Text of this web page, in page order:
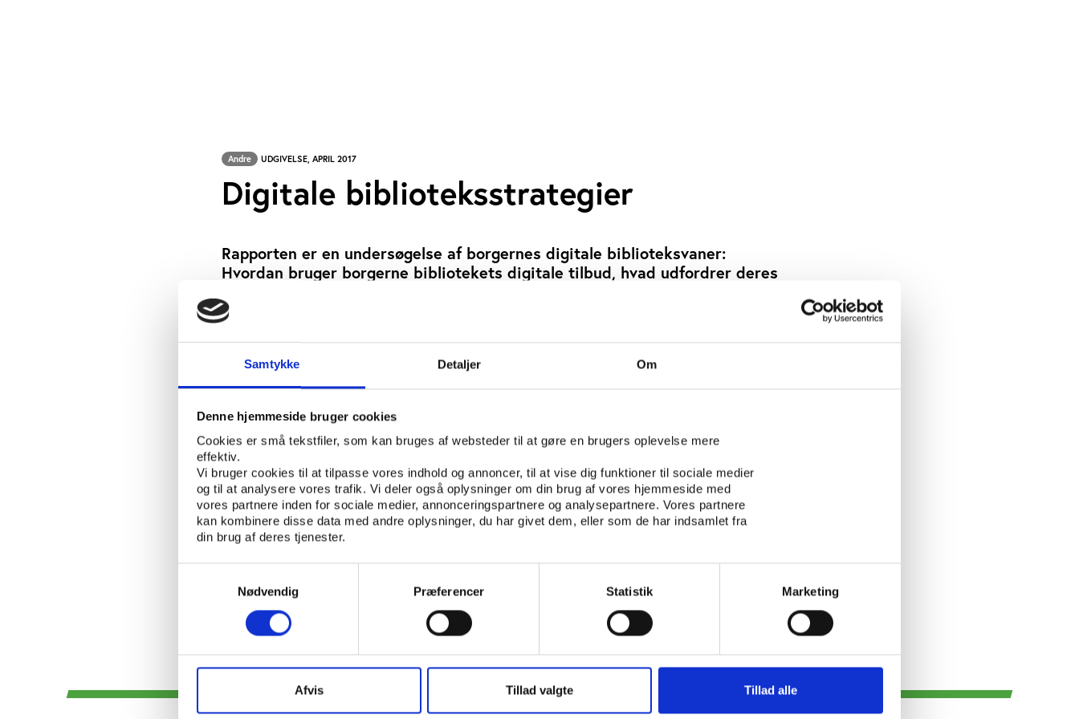
Samtykke Detaljer Om
Denne hjemmeside bruger cookies
Cookies er små tekstfiler, som kan bruges af websteder til at gøre en brugers oplevelse mere
effektiv.
Vi bruger cookies til at tilpasse vores indhold og annoncer, til at vise dig funktioner til sociale medier
og til at analysere vores trafik. Vi deler også oplysninger om din brug af vores hjemmeside med
vores partnere inden for sociale medier, annonceringspartnere og analysepartnere. Vores partnere
kan kombinere disse data med andre oplysninger, du har givet dem, eller som de har indsamlet fra
din brug af deres tjenester.
Nødvendig
Præferencer Statistik Marketing
Afvis Tillad valgte Tillad alle
Andre UDGIVELSE, APRIL 2017
Digitale biblioteksstrategier
Rapporten er en undersøgelse af borgernes digitale biblioteksvaner:
Hvordan bruger borgerne bibliotekets digitale tilbud, hvad udfordrer deres
både indblik i tidens digitale tendenser og skal fungere som værktøj for
NØGLEORD: ØVRIGE
ÅBN RAPPORT
UDGIVER: MOOS-BJERRE & LANGE
REKVIRENT: TÆNKETANKEN FREMTIDENS BIBLIOTEKER
ANTAL SIDER: 108